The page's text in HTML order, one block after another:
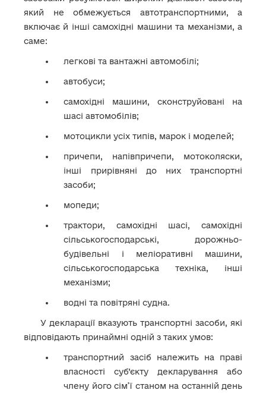
який не обмежується автотранспортними, а
включає й інші самохідні машини та механізми, а
саме:
легкові та вантажні автомобілі;
автобуси;
самохідні машини, сконструйовані на
шасі автомобілів;
мотоцикли усіх типів, марок і моделей;
причепи, напівпричепи, мотоколяски,
інші прирівняні до них транспортні
засоби;
мопеди;
трактори, самохідні шасі, самохідні
сільськогосподарські, дорожньо-
будівельні і меліоративні машини,
сільськогосподарська техніка, інші
механізми;
водні та повітряні судна.
У декларації вказують транспортні засоби, які
відповідають принаймні одній з таких умов:
транспортний засіб належить на праві
власності суб’єкту декларування або
члену його сім’ї станом на останній день